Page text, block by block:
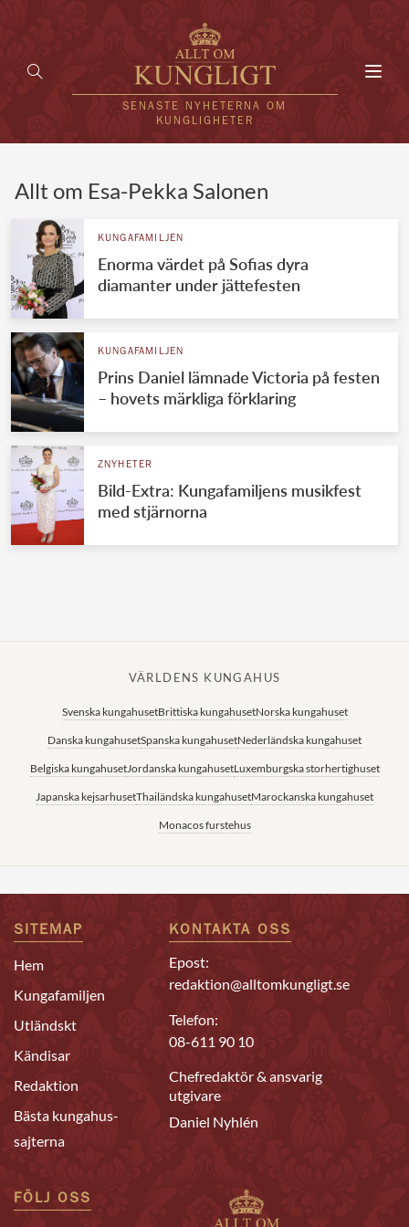
SENASTE NYHETERNA OM
KUNGLIGHETER
UTLÄNDSKT
VÄRLDENS KUNGAHUS
Svenska kungahuset
Brittiska kungahuset
Danska kungahuset
Spanska kungahuset
REDAKTION
Allt om Esa-Pekka Salonen
KUNGAFAMILJEN
Enorma värdet på Sofias dyra
diamanter under jättefesten
KUNGAFAMILJEN
Prins Daniel lämnade Victoria på festen
– hovets märkliga förklaring
ZNYHETER
Bild-Extra: Kungafamiljens musikfest
med stjärnorna
VÄRLDENS KUNGAHUS
Svenska kungahusetBrittiska kungahusetNorska kungahuset
Danska kungahusetSpanska kungahusetNederländska kungahuset
Belgiska kungahusetJordanska kungahusetLuxemburgska storhertighuset
Japanska kejsarhusetThailändska kungahusetMarockanska kungahuset
Monacos furstehus
SITEMAP
Hem
Kungafamiljen
Utländskt
Kändisar
Redaktion
Bästa kungahus-
sajterna
KONTAKTA OSS
Epost:
redaktion@alltomkungligt.se
Telefon:
08-611 90 10
Chefredaktör & ansvarig
utgivare
Daniel Nyhlén
FÖLJ OSS